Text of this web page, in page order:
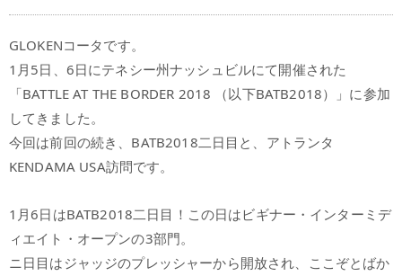
GLOKENコータです。
1月5日、6日にテネシー州ナッシュビルにて開催された
「BATTLE AT THE BORDER 2018 （以下BATB2018）」に参加
してきました。
今回は前回の続き、BATB2018二日目と、アトランタ
KENDAMA USA訪問です。
1月6日はBATB2018二日目！この日はビギナー・インターミデ
ィエイト・オープンの3部門。
ニ日目はジャッジのプレッシャーから開放され、ここぞとばか